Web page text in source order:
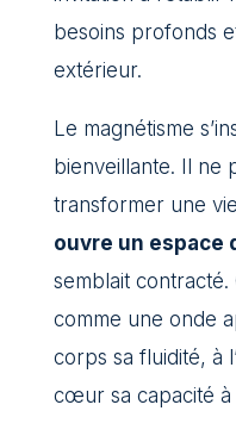
besoins profonds
extérieur.
Le magnétisme
bienveillante. Il ne
transformer une
ouvre un espace
semblait contracté.
comme une onde
corps sa fluidité, à
cœur sa capacité à